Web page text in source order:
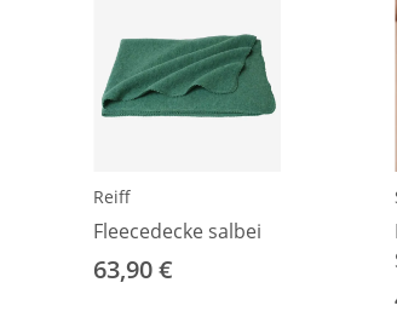
Reiff
Fleecedecke salbei
63,90 €